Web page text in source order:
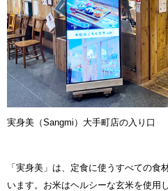
実身美（Sangmi）大手町店の入り口
「実身美」は、定食に使うすべての食
います。お米はヘルシーな玄米を使用